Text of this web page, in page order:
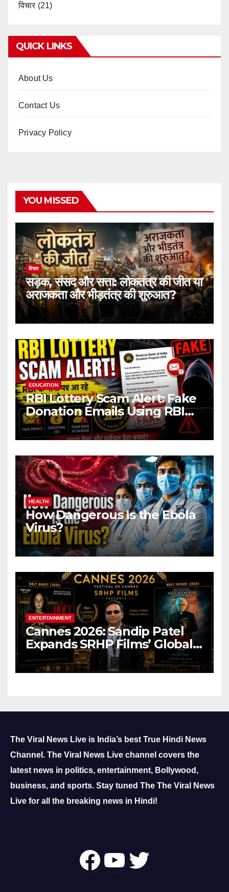
विचार (21)
QUICK LINKS
About Us
Contact Us
Privacy Policy
YOU MISSED
विचार
सड़क, संसद और सत्ता: लोकतंत्र की जीत या
अराजकता और भीड़तंत्र की शुरुआत?
EDUCATION
RBI Lottery Scam Alert: Fake
Donation Emails Using RBI
Name Target Indian Users
HEALTH
How Dangerous Is the Ebola
Virus?
ENTERTAINMENT
Cannes 2026: Sandip Patel
Expands SRHP Films’ Global
Reach
The Viral News Live is India’s best True Hindi News
Channel. The Viral News Live channel covers the
latest news in politics, entertainment, Bollywood,
business, and sports. Stay tuned The The Viral News
Live for all the breaking news in Hindi!
Follow Us OnYouTube
Twitter